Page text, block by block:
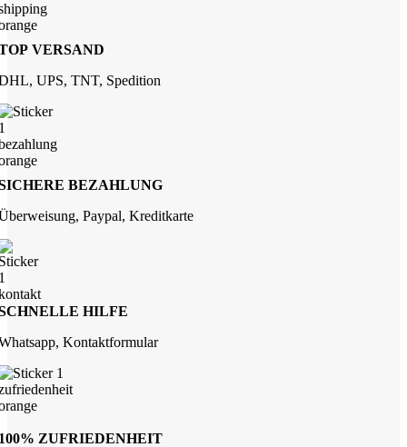
VERSAND
UPS, TNT, Spedition
BEZAHLUNG
Paypal, Kreditkarte
HILFE
Kontaktformular
ZUFRIEDENHEIT